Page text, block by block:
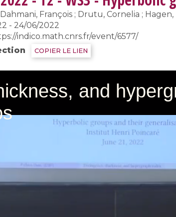
Coulomb branches and affine
quantum groups / Branches de
Coulomb et groupes quantiques
affines
Dahmani, François ; Drutu, Cornelia ;
- 24/06/2022
indico.math.cnrs.fr/event/6577/
COPIER LE LIEN